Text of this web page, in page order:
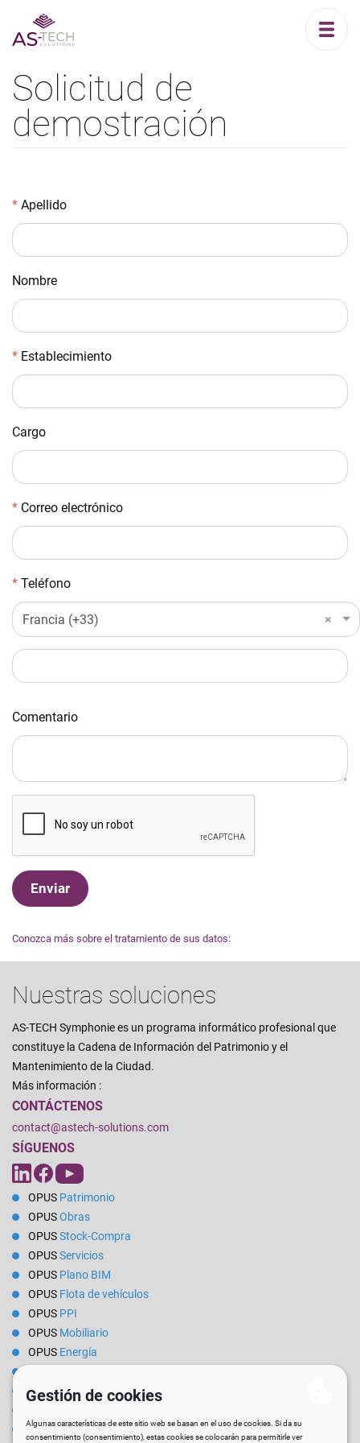
Solicitud de
demostración
Apellido
Nombre
Establecimiento
Cargo
Correo electrónico
Teléfono
×
Francia (+33)
Comentario
Enviar
Conozca más sobre el tratamiento de sus datos:
Nuestras soluciones
AS-TECH Symphonie es un programa informático profesional que
constituye la Cadena de Información del Patrimonio y el
Mantenimiento de la Ciudad.
Más información :
CONTÁCTENOS
contact@astech-solutions.com
SÍGUENOS
OPUS Patrimonio
OPUSObras
OPUSStock-Compra
OPUSServicios
OPUS Plano BIM
OPUS Flota de vehículos
OPUS PPI
OPUS Mobiliario
OPUS Energía
OPUSAlquiler
OPUSEPI